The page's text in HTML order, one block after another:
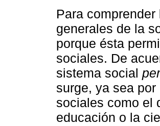
Para
generales de la
porque ésta
sociales. De
sistema social
surge, ya sea
sociales como el
educación o la